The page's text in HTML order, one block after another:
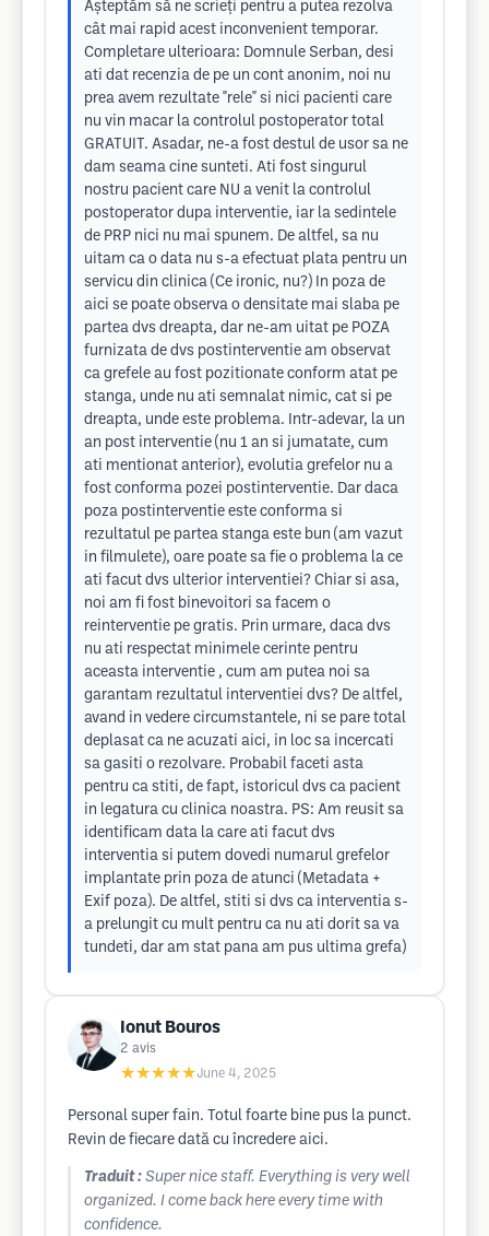
Așteptăm să ne scrieți pentru a putea rezolva
cât mai rapid acest inconvenient temporar.
Completare ulterioara: Domnule Serban, desi
ati dat recenzia de pe un cont anonim, noi nu
prea avem rezultate "rele" si nici pacienti care
nu vin macar la controlul postoperator total
GRATUIT. Asadar, ne-a fost destul de usor sa ne
dam seama cine sunteti. Ati fost singurul
nostru pacient care NU a venit la controlul
postoperator dupa interventie, iar la sedintele
de PRP nici nu mai spunem. De altfel, sa nu
uitam ca o data nu s-a efectuat plata pentru un
servicu din clinica (Ce ironic, nu?) In poza de
aici se poate observa o densitate mai slaba pe
partea dvs dreapta, dar ne-am uitat pe POZA
furnizata de dvs postinterventie am observat
ca grefele au fost pozitionate conform atat pe
stanga, unde nu ati semnalat nimic, cat si pe
dreapta, unde este problema. Intr-adevar, la un
an post interventie (nu 1 an si jumatate, cum
ati mentionat anterior), evolutia grefelor nu a
fost conforma pozei postinterventie. Dar daca
poza postinterventie este conforma si
rezultatul pe partea stanga este bun (am vazut
in filmulete), oare poate sa fie o problema la ce
ati facut dvs ulterior interventiei? Chiar si asa,
noi am fi fost binevoitori sa facem o
reinterventie pe gratis. Prin urmare, daca dvs
nu ati respectat minimele cerinte pentru
aceasta interventie , cum am putea noi sa
garantam rezultatul interventiei dvs? De altfel,
avand in vedere circumstantele, ni se pare total
deplasat ca ne acuzati aici, in loc sa incercati
sa gasiti o rezolvare. Probabil faceti asta
pentru ca stiti, de fapt, istoricul dvs ca pacient
in legatura cu clinica noastra. PS: Am reusit sa
identificam data la care ati facut dvs
interventia si putem dovedi numarul grefelor
implantate prin poza de atunci (Metadata +
Exif poza). De altfel, stiti si dvs ca interventia s-
a prelungit cu mult pentru ca nu ati dorit sa va
tundeti, dar am stat pana am pus ultima grefa)
Ionut Bouros
2 avis
★★★★★June 4, 2025
Personal super fain. Totul foarte bine pus la punct.
Revin de fiecare dată cu încredere aici.
Traduit : Super nice staff. Everything is very well
organized. I come back here every time with
confidence.